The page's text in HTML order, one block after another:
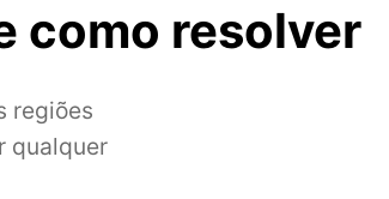
como resolver
regiões
qualquer